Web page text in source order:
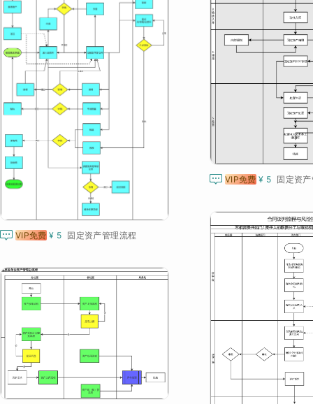
 VIP免费 ¥ 5 固定资
 VIP免费 ¥ 5 固定资产管理流程